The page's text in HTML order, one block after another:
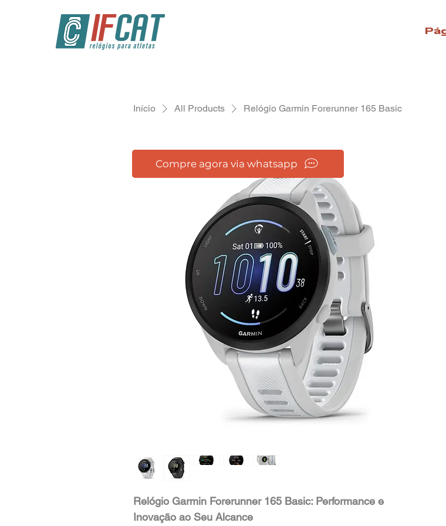
Início All Products Relógio Garmin Forerunner 165 Basic
Relógio Garmin Forerunner 165 Basic: Performance e
Inovação ao Seu Alcance
Compre agora via whatsapp